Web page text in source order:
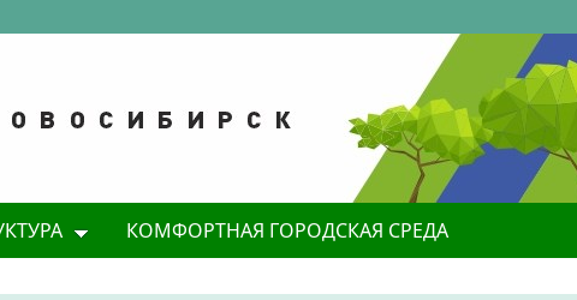
КОМФОРТНАЯ ГОРОДСКАЯ СРЕДА